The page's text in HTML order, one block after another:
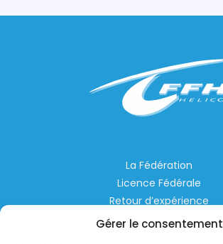
Gérer le consentement
La Fédération
Licence Fédérale
Retour d’expérience
Espace Privé